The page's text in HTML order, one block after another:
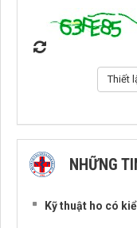
NHỮNG
Kỹ thuật ho có